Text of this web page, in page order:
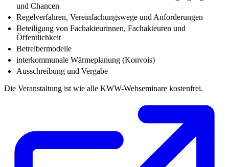
und Chancen
Regelverfahren, Vereinfachungswege und Anforderungen
Beteiligung von Fachakteurinnen, Fachakteuren und
Öffentlichkeit
Betreibermodelle
interkommunale Wärmeplanung (Konvois)
Ausschreibung und Vergabe
Die Veranstaltung ist wie alle KWW-Webseminare kostenfrei.